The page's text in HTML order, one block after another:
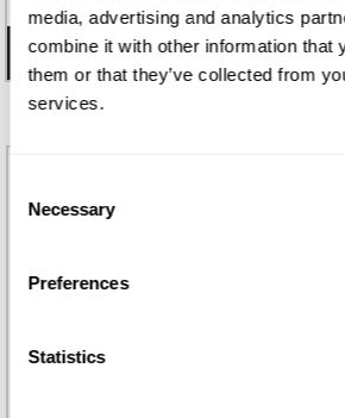
media, advertising and analytics
combine it with other information that
them or that they’ve collected from
services.
Selection
Necessary
Preferences
Statistics
- 33 GIORNI